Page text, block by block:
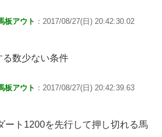
板アウト ：2017/08/27(日) 20:42:30.02
数少ない条件
板アウト ：2017/08/27(日) 20:42:39.63
ート1200を先行して押し切れる馬